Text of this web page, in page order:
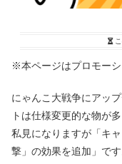
※本ページはプロモー
にゃんこ大戦争にアッ
トは仕様変更的な物が
私見になりますが「キ
撃」の効果を追加」です